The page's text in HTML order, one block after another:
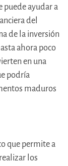
puede ayudar a
del
de la inversión
ahora poco
en una
podría
maduros
que permite a
los